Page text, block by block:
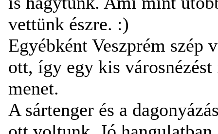
vettünk észre. :)
Egyébként Veszprém szép
ott, így egy kis
menet.
A sártenger és a